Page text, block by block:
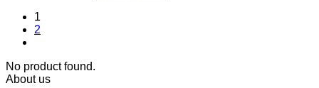
1
2
No product found.
About us